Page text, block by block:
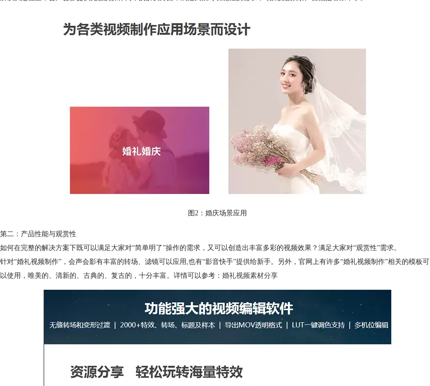
图2：婚庆场景应用
第二：产品性能与观赏性
如何在完整的解决方案下既可以满足大家对“简单明了”操作的需求，又可以创造出丰富多彩的视频效果？满足大家对“观赏性”需求。
针对“婚礼视频制作”，会声会影有丰富的转场、滤镜可以应用,也有“影音快手”提供给新手。另外，官网上有许多“婚礼视频制作”相关的模板可
以使用，唯美的、清新的、古典的、复古的，十分丰富。详情可以参考： 婚礼视频素材分享